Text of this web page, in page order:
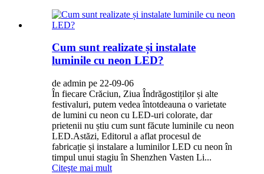
Cum sunt realizate și instalate
luminile cu neon LED?
de admin pe 22-09-06
În fiecare Crăciun, Ziua Îndrăgostiților și alte
festivaluri, putem vedea întotdeauna o varietate
de lumini cu neon cu LED-uri colorate, dar
prietenii nu știu cum sunt făcute luminile cu neon
LED.Astăzi, Editorul a aflat procesul de
fabricație și instalare a luminilor LED cu neon în
timpul unui stagiu în Shenzhen Vasten Li...
Citeşte mai mult